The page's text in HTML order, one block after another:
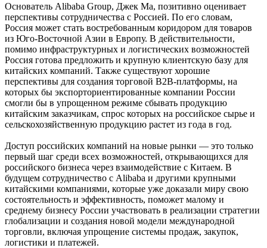
Основатель Alibaba Group, Джек Ма, позитивно оценивает
перспективы сотрудничества с Россией. По его словам,
Россия может стать востребованным коридором для товаров
из Юго-Восточной Азии в Европу. В действительности,
помимо инфраструктурных и логистических возможностей
Россия готова предложить и крупную клиентскую базу для
китайских компаний. Также существуют хорошие
перспективы для создания торговой B2B-платформы, на
которых бы экспорториентированные компании России
смогли бы в упрощенном режиме сбывать продукцию
китайским заказчикам, спрос которых на российское сырье и
сельскохозяйственную продукцию растет из года в год.
Доступ российских компаний на новые рынки — это только
первый шаг среди всех возможностей, открывающихся для
российского бизнеса через взаимодействие с Китаем. В
будущем сотрудничество с Alibaba и другими крупными
китайскими компаниями, которые уже доказали миру свою
состоятельность и эффективность, поможет малому и
среднему бизнесу России участвовать в реализации стратегии
глобализации и создания новой модели международной
торговли, включая упрощение системы продаж, закупок,
логистики и платежей.